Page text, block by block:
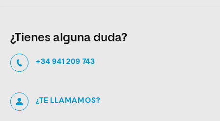
¿Tienes alguna duda?
+34 941 209 743
¿TE LLAMAMOS?